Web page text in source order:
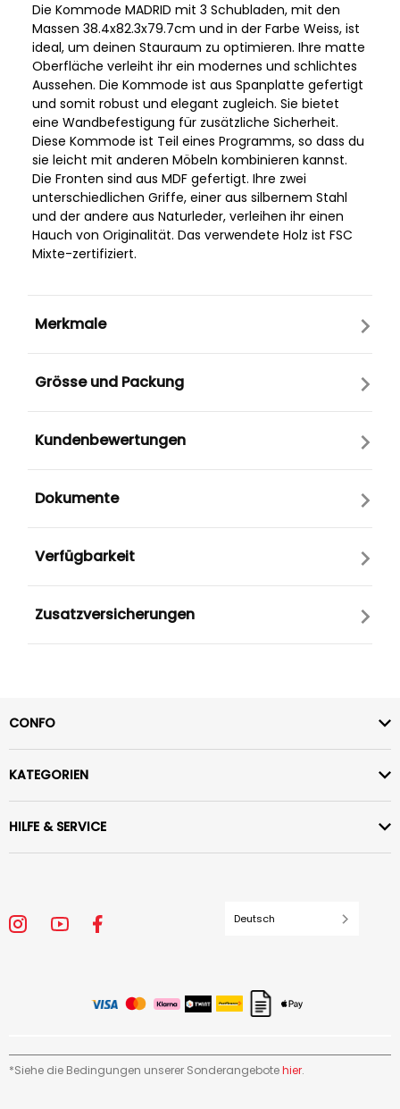
Die Kommode MADRID mit 3 Schubladen, mit den
Massen 38.4x82.3x79.7cm und in der Farbe Weiss, ist
ideal, um deinen Stauraum zu optimieren. Ihre matte
Oberfläche verleiht ihr ein modernes und schlichtes
Aussehen. Die Kommode ist aus Spanplatte gefertigt
und somit robust und elegant zugleich. Sie bietet
eine Wandbefestigung für zusätzliche Sicherheit.
Diese Kommode ist Teil eines Programms, so dass du
sie leicht mit anderen Möbeln kombinieren kannst.
Die Fronten sind aus MDF gefertigt. Ihre zwei
unterschiedlichen Griffe, einer aus silbernem Stahl
und der andere aus Naturleder, verleihen ihr einen
Hauch von Originalität. Das verwendete Holz ist FSC
Mixte-zertifiziert.
Merkmale
Grösse und Packung
Kundenbewertungen
Dokumente
Verfügbarkeit
Zusatzversicherungen
CONFO
KATEGORIEN
HILFE & SERVICE
Deutsch
*Siehe die Bedingungen unserer Sonderangebotehier.